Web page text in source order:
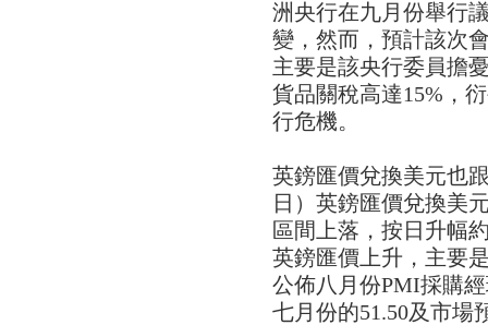
洲央行在九月份舉行
變，然而，預計該次
主要是該央行委員擔
貨品關稅高達15%，
行危機。
英鎊匯價兌換美元也
日）英鎊匯價兌換美
區間上落，按日升幅
英鎊匯價上升，主要
公佈八月份PMI採購
七月份的51.50及市場